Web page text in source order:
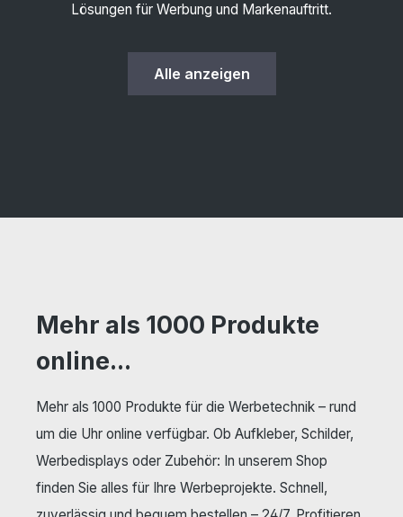
Lösungen für Werbung und Markenauftritt.
Alle anzeigen
Mehr als 1000 Produkte
online...
Mehr als 1000 Produkte für die Werbetechnik – rund
um die Uhr online verfügbar. Ob Aufkleber, Schilder,
Werbedisplays oder Zubehör: In unserem Shop
finden Sie alles für Ihre Werbeprojekte. Schnell,